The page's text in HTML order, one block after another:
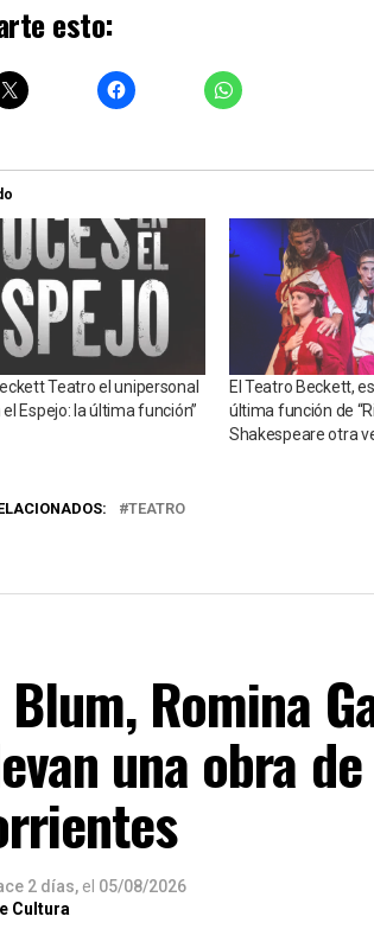
esto:
Teatro el unipersonal
el Espejo: la última función”
El Teatro Beckett,
última función de
Shakespeare otra
TEATRO
Romina
una obra
2 días, el 05/08/2026
Cultura